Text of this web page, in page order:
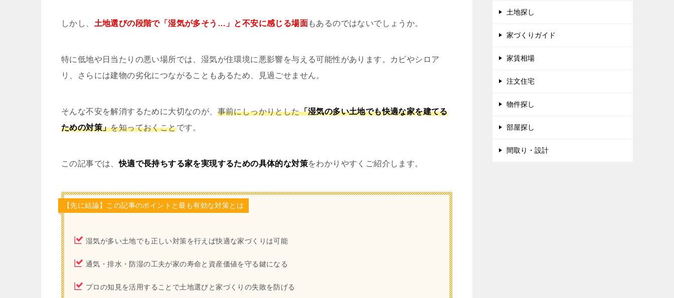
しかし、 土地選びの段階で「湿気が多そう…」と不安に感じる場面もあるのではないでしょうか。
特に低地や日当たりの悪い場所では、湿気が住環境に悪影響を与える可能性があります。カビやシロア
リ、さらには建物の劣化につながることもあるため、見過ごせません。
そんな不安を解消するために大切なのが、 事前にしっかりとした「湿気の多い土地でも快適な家を建てる
ための対策」を知っておくことです。
この記事では、快適で長持ちする家を実現するための具体的な対策をわかりやすくご紹介します。
【先に結論】この記事のポイントと最も有効な対策とは
湿気が多い土地でも正しい対策を行えば快適な家づくりは可能
通気・排水・防湿の工夫が家の寿命と資産価値を守る鍵になる
プロの知見を活用することで土地選びと家づくりの失敗を防げる
土地探し
家づくりガイド
家賃相場
注文住宅
物件探し
部屋探し
間取り・設計